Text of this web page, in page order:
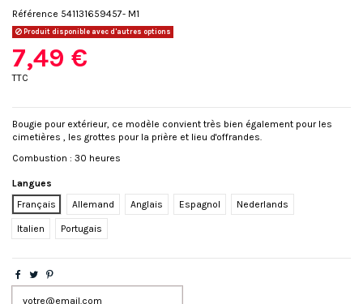
Référence 541131659457- M1
Produit disponible avec d'autres options
7,49 €
TTC
Bougie pour extérieur, ce modèle convient très bien également pour les
cimetières , les grottes pour la prière et lieu d'offrandes.
Combustion : 30 heures
Langues
Français
Allemand Anglais Espagnol Nederlands
Italien Portugais